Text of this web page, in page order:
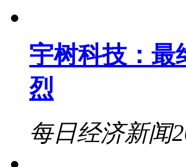
宇树科技：最
烈
每日经济新闻